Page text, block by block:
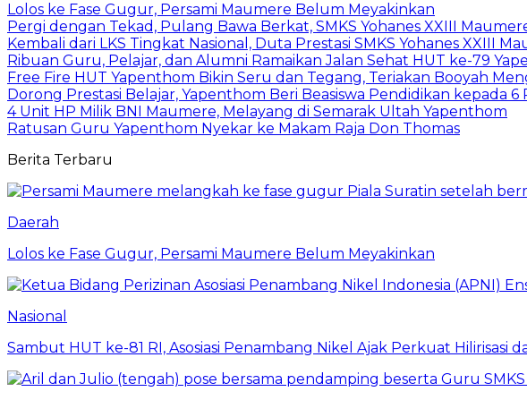
Lolos ke Fase Gugur, Persami Maumere Belum Meyakinkan
Pergi dengan Tekad, Pulang Bawa Berkat, SMKS Yohanes XXIII
Kembali dari LKS Tingkat Nasional, Duta Prestasi SMKS Yohanes XXIII
Ribuan Guru, Pelajar, dan Alumni Ramaikan Jalan Sehat HUT ke-79
Free Fire HUT Yapenthom Bikin Seru dan Tegang, Teriakan Booyah
Dorong Prestasi Belajar, Yapenthom Beri Beasiswa Pendidikan kepada 6
4 Unit HP Milik BNI Maumere, Melayang di Semarak Ultah Yapenthom
Ratusan Guru Yapenthom Nyekar ke Makam Raja Don Thomas
Berita Terbaru
Daerah
Lolos ke Fase Gugur, Persami Maumere Belum Meyakinkan
Nasional
Sambut HUT ke-81 RI, Asosiasi Penambang Nikel Ajak Perkuat